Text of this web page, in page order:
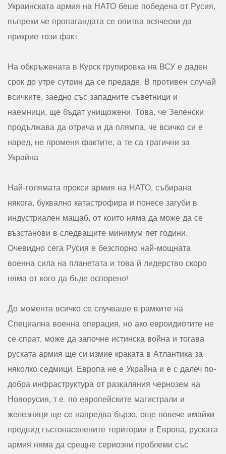
Украинската армия на НАТО беше победена от Русия,
въпреки че пропагандата се опитва всячески да
прикрие този факт.
На обкръжената в Курск групировка на ВСУ е даден
срок до утре сутрин да се предаде. В противен случай
всичките, заедно със западните съветници и
наемници, ще бъдат унищожени. Това, че Зеленски
продължава да отрича и да плямпа, че всичко си е
наред, не променя фактите, а те са трагични за
Украйна.
Най-голямата прокси армия на НАТО, събирана
някога, буквално катастрофира и понесе загуби в
индустриален мащаб, от които няма да може да се
възстанови в следващите минимум пет години.
Очевидно сега Русия е безспорно най-мощната
военна сила на планетата и това й лидерство скоро
няма от кого да бъде оспорено!
До момента всичко се случваше в рамките на
Специална военна операция, но ако евроидиотите не
се спрат, може да започне истинска война и тогава
руската армия ще си измие краката в Атлантика за
няколко седмици. Европа не е Украйна и е с далеч по-
добра инфраструктура от разкаляния чернозем на
Новорусия, т.е. по европейските магистрали и
железници ще се напредва бързо, още повече имайки
предвид гъстонаселените територии в Европа, руската
армия няма да срещне сериозни проблеми със